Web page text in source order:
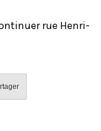
rue Henri-